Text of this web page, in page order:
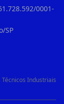
0001-
SP
Industriais